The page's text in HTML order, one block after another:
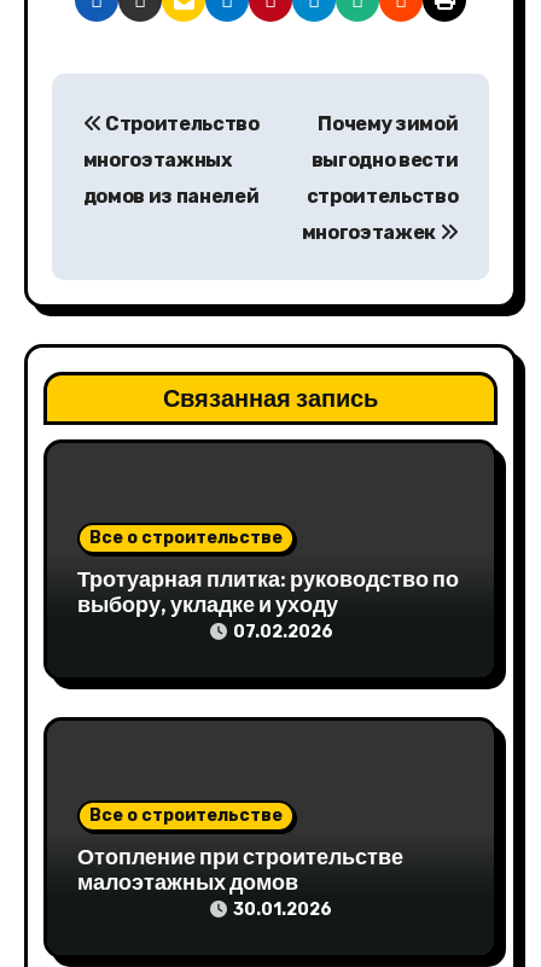
Н
г
а
ц
и
а
п
м
Строительство
многоэтажных
домов из панелей
Почему зимой
выгодно вести
строительство
многоэтажек
Связанная запись
Все о строительстве
Тротуарная плитка: руководство по
выбору, укладке и уходу
07.02.2026
Все о строительстве
Отопление при строительстве
малоэтажных домов
30.01.2026